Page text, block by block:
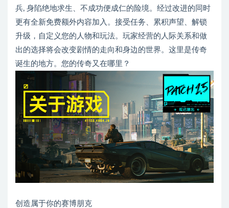
兵, 身陷绝地求生、不成功便成仁的险境。经过改进的同时
更有全新免费额外内容加入。接受任务、累积声望、解锁
升级，自定义您的人物和玩法。玩家经营的人际关系和做
出的选择将会改变剧情的走向和身边的世界。这里是传奇
诞生的地方。您的传奇又在哪里？
创造属于你的赛博朋克